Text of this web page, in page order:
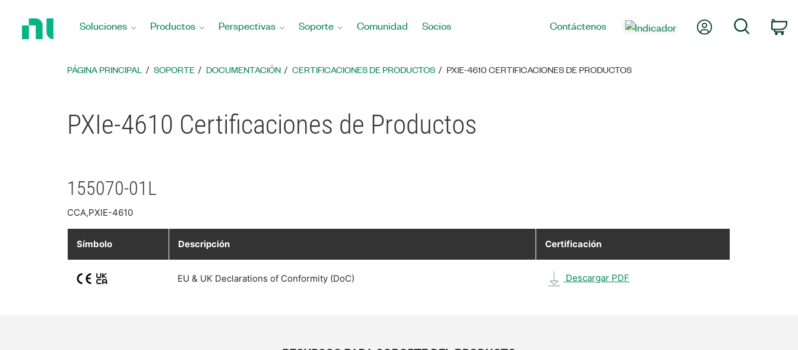
Soluciones Productos Perspectivas Soporte Comunidad Socios Contáctenos Mi cuenta Búsqueda
PÁGINA PRINCIPAL SOPORTE DOCUMENTACIÓN CERTIFICACIONES DE PRODUCTOS PXIE-4610 CERTIFICACIONES DE PRODUCTOS
PXIe-4610 Certificaciones de Productos
155070-01L
CCA,PXIE-4610
Símbolo Descripción Certificación
EU & UK Declarations of Conformity (DoC) Descargar PDF